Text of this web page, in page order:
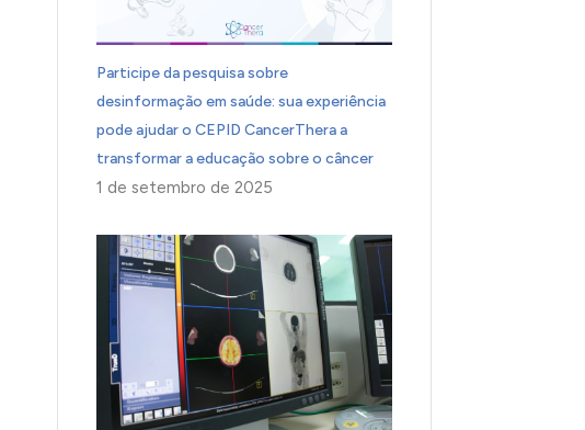
Participe da pesquisa sobre
desinformação em saúde: sua experiência
pode ajudar o CEPID CancerThera a
transformar a educação sobre o câncer
1 de setembro de 2025